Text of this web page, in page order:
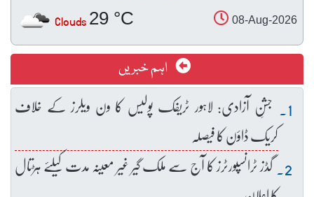
08-Aug-2026
29 °C
Clouds
اہم خبریں
جشنِ آزادی: لاہور ٹریفک پولیس کا ون ویلرز کے خلاف
کریک ڈاؤن کا فیصلہ
گڈز ٹرانسپورٹرز کا آج سے ملک گیر غیر معینہ مدت کیلئے ہڑتال